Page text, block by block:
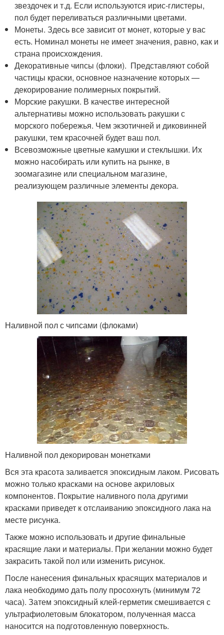
звездочек и т.д. Если используются ирис-глистеры,
пол будет переливаться различными цветами.
Монеты. Здесь все зависит от монет, которые у вас
есть. Номинал монеты не имеет значения, равно, как и
страна происхождения.
Декоративные чипсы (флоки). Представляют собой
частицы краски, основное назначение которых —
декорирование полимерных покрытий.
Морские ракушки. В качестве интересной
альтернативы можно использовать ракушки с
морского побережья. Чем экзотичней и диковинней
ракушки, тем красочней будет ваш пол.
Всевозможные цветные камушки и стеклышки. Их
можно насобирать или купить на рынке, в
зоомагазине или специальном магазине,
реализующем различные элементы декора.
Наливной пол с чипсами (флоками)
Наливной пол декорирован монетками
Вся эта красота заливается эпоксидным лаком. Рисовать
можно только красками на основе акриловых
компонентов. Покрытие наливного пола другими
красками приведет к отслаиванию эпоксидного лака на
месте рисунка.
Также можно использовать и другие финальные
красящие лаки и материалы. При желании можно будет
закрасить такой пол или изменить рисунок.
После нанесения финальных красящих материалов и
лака необходимо дать полу просохнуть (минимум 72
часа). Затем эпоксидный клей-герметик смешивается с
ультрафиолетовым блокатором, полученная масса
наносится на подготовленную поверхность.